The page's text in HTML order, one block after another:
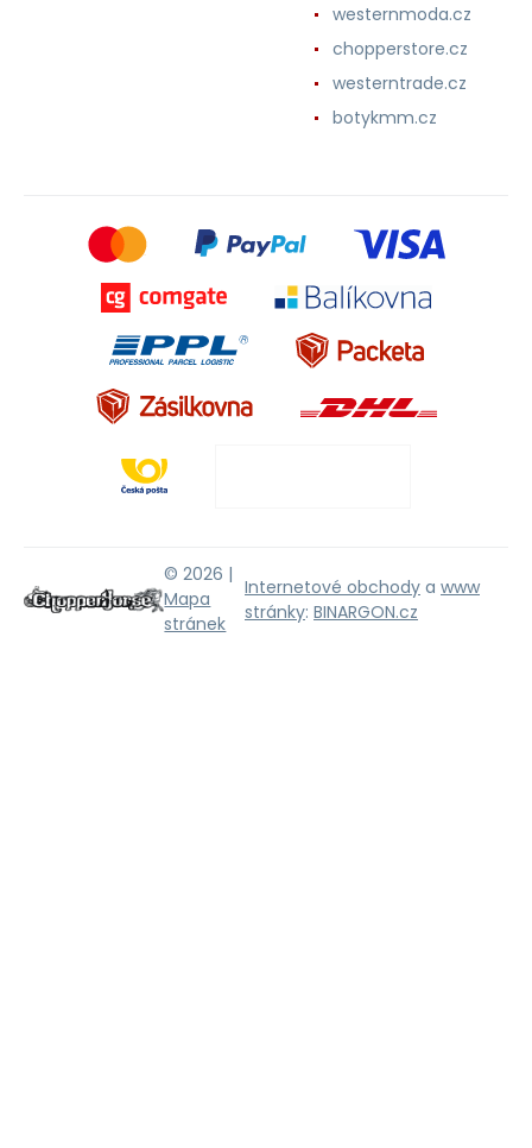
westernmoda.cz
chopperstore.cz
westerntrade.cz
botykmm.cz
© 2026 |
Mapa
stránek
Internetové obchody a www
stránky: BINARGON.cz